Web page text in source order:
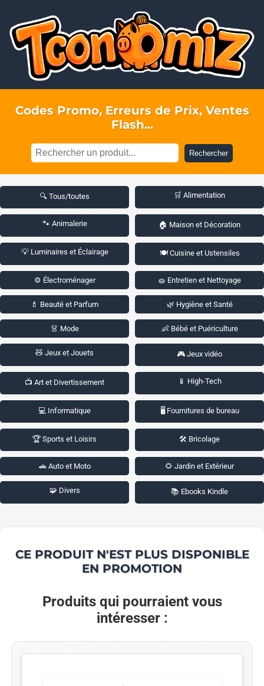
Codes Promo, Erreurs de Prix, Ventes
Flash...
Rechercher
🔍 Tous/toutes 🛒 Alimentation
🐾 Animalerie 🏠 Maison et Décoration
💡 Luminaires et Éclairage 🍽️ Cuisine et Ustensiles
⚙️ Électroménager 🧽 Entretien et Nettoyage
💄 Beauté et Parfum 🌿 Hygiène et Santé
👗 Mode 👶 Bébé et Puériculture
🧸 Jeux et Jouets 🎮 Jeux vidéo
📺 Art et Divertissement 📱 High-Tech
💻 Informatique 🖥️ Fournitures de bureau
🏆 Sports et Loisirs 🛠️ Bricolage
🚗 Auto et Moto 🌻 Jardin et Extérieur
🧩 Divers 📚 Ebooks Kindle
CE PRODUIT N'EST PLUS DISPONIBLE
EN PROMOTION
Produits qui pourraient vous
intéresser :